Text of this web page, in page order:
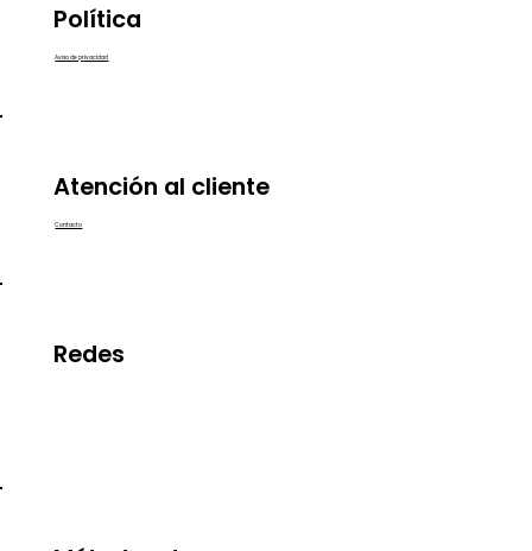
Aviso de privacidad
Política
Redes
Contacto
Atención al cliente